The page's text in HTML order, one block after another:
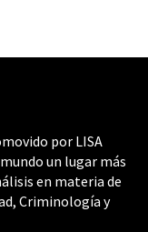
por LISA
un lugar más
en materia de
Criminología y